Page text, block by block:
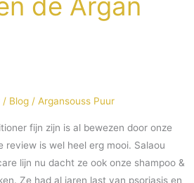
de Argan
/ Blog / Argansouss Puur
fijn zijn is al bewezen door onze
review is wel heel erg mooi. Salaou
lijn nu dacht ze ook onze shampoo &
Ze had al jaren last van psoriasis en